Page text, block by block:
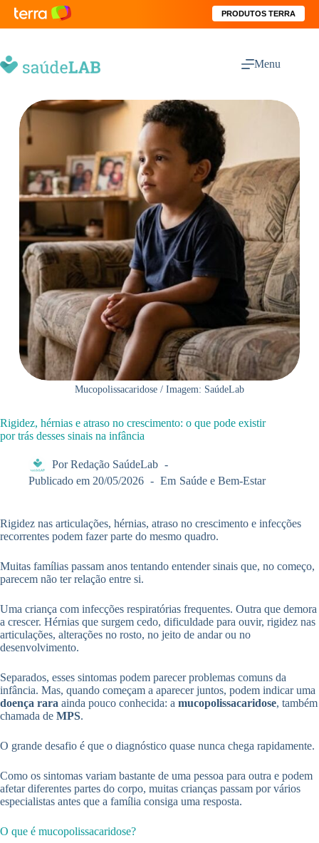
PRODUTOS TERRA
Menu
Mucopolissacaridose / Imagem: SaúdeLab
Rigidez, hérnias e atraso no crescimento: o que pode existir
por trás desses sinais na infância
Por Redação SaúdeLab
Publicado em 20/05/2026 Em Saúde e Bem-Estar
Rigidez nas articulações, hérnias, atraso no crescimento e infecções
recorrentes podem fazer parte do mesmo quadro.
Muitas famílias passam anos tentando entender sinais que, no começo,
parecem não ter relação entre si.
Uma criança com infecções respiratórias frequentes. Outra que demora
a crescer. Hérnias que surgem cedo, dificuldade para ouvir, rigidez nas
articulações, alterações no rosto, no jeito de andar ou no
desenvolvimento.
Separados, esses sintomas podem parecer problemas comuns da
infância. Mas, quando começam a aparecer juntos, podem indicar uma
doença rara ainda pouco conhecida: a mucopolissacaridose, também
chamada de MPS.
O grande desafio é que o diagnóstico quase nunca chega rapidamente.
Como os sintomas variam bastante de uma pessoa para outra e podem
afetar diferentes partes do corpo, muitas crianças passam por vários
especialistas antes que a família consiga uma resposta.
O que é mucopolissacaridose?